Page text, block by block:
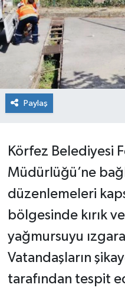
Paylaş
Körfez Belediyesi
Müdürlüğü’ne
düzenlemeleri
bölgesinde kırık
yağmursuyu
Vatandaşların
tarafından tespit